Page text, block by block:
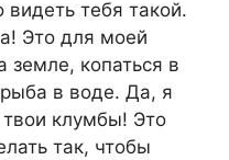
тебя такой.
Это для моей
копаться в
в воде. Да, я
клумбы! Это
так, чтобы